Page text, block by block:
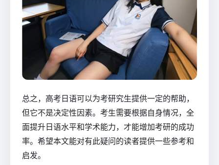
总之，高考日语可以为考研究生提供一定的帮助，
但它不是决定性因素。考生需要根据自身情况，全
面提升日语水平和学术能力，才能增加考研的成功
率。希望本文能对有此疑问的读者提供一些参考和
启发。